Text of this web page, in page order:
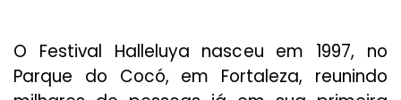
O Festival Halleluya nasceu em 1997, no
Parque do Cocó, em Fortaleza, reunindo